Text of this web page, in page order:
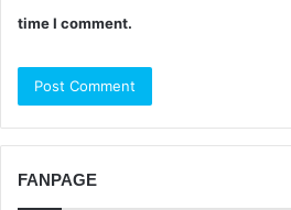
time I comment.
FANPAGE